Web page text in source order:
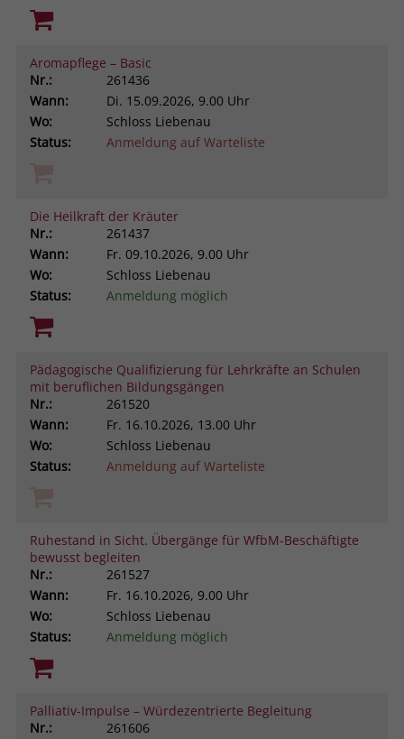
Aromapflege – Basic
Nr.:
261436
Wann:
Di. 15.09.2026, 9.00 Uhr
Wo:
Schloss Liebenau
Status:
Anmeldung auf Warteliste
Die Heilkraft der Kräuter
Nr.:
261437
Wann:
Fr. 09.10.2026, 9.00 Uhr
Wo:
Schloss Liebenau
Status:
Anmeldung möglich
Pädagogische Qualifizierung für Lehrkräfte an Schulen
mit beruflichen Bildungsgängen
Nr.:
261520
Wann:
Fr. 16.10.2026, 13.00 Uhr
Wo:
Schloss Liebenau
Status:
Anmeldung auf Warteliste
Ruhestand in Sicht. Übergänge für WfbM-Beschäftigte
bewusst begleiten
Nr.:
261527
Wann:
Fr. 16.10.2026, 9.00 Uhr
Wo:
Schloss Liebenau
Status:
Anmeldung möglich
Palliativ-Impulse – Würdezentrierte Begleitung
Nr.:
261606